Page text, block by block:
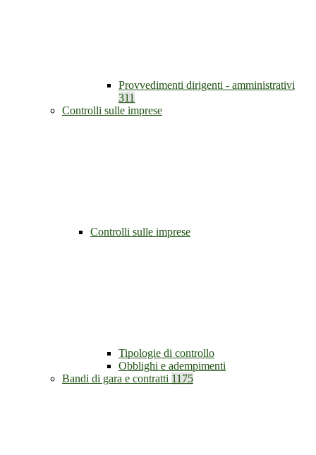
Provvedimenti dirigenti - amministrativi
311
Controlli sulle imprese
Controlli sulle imprese
Tipologie di controllo
Obblighi e adempimenti
Bandi di gara e contratti 1175